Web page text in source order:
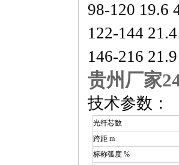
98-120 19.6
122-144
146-216
贵州厂家
技术参数：
光纤芯数
跨距 m
标称弧度 %